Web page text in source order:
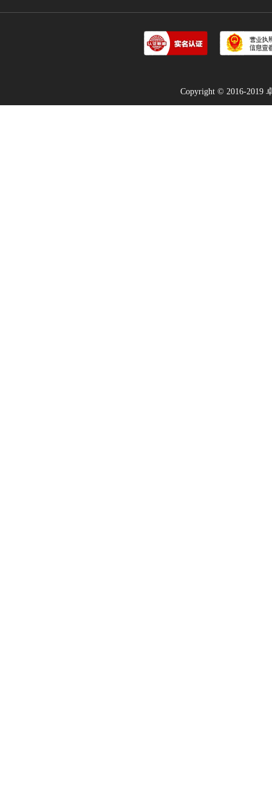
Copyright © 2016-2019